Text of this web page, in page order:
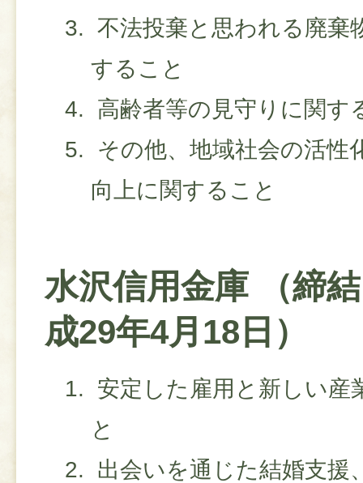
不法投棄と思われる廃棄
すること
高齢者等の見守りに関す
その他、地域社会の活性
向上に関すること
水沢信用金庫 （締
成29年4月18日）
安定した雇用と新しい産
と
出会いを通じた結婚支援